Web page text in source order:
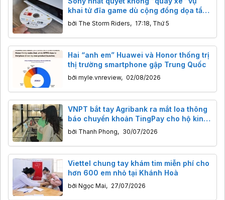
khai tử đĩa game dù cộng đồng dọa tẩy
chay
bởi The Storm Riders, 17:18, Thứ 5
Hai “anh em” Huawei và Honor thống trị
thị trường smartphone gập Trung Quốc
bởi myle.vnreview, 02/08/2026
VNPT bắt tay Agribank ra mắt loa thông
báo chuyển khoản TingPay cho hộ kinh
doanh
bởi Thanh Phong, 30/07/2026
Viettel chung tay khám tim miễn phí cho
hơn 600 em nhỏ tại Khánh Hoà
bởi Ngọc Mai, 27/07/2026